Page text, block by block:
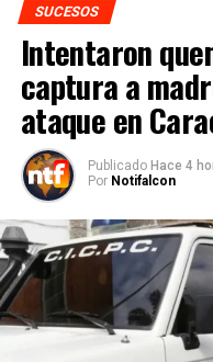
SUCESOS
Intentaron
captura a
ataque en
Publicado Hace 4
Por Notifalcon